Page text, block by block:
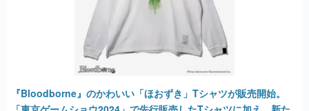
『Bloodborne』のかわいい「ほおずき」Tシャツが販売開始。